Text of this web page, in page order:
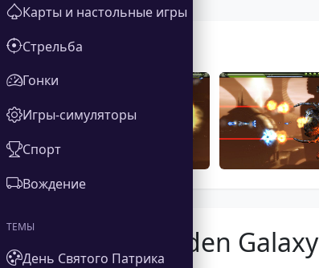
Галерея
О Forbidden Galaxy
Карты и настольные игры
Стрельба
Гонки
Игры-симуляторы
Спорт
Вождение
ТЕМЫ
День Святого Патрика